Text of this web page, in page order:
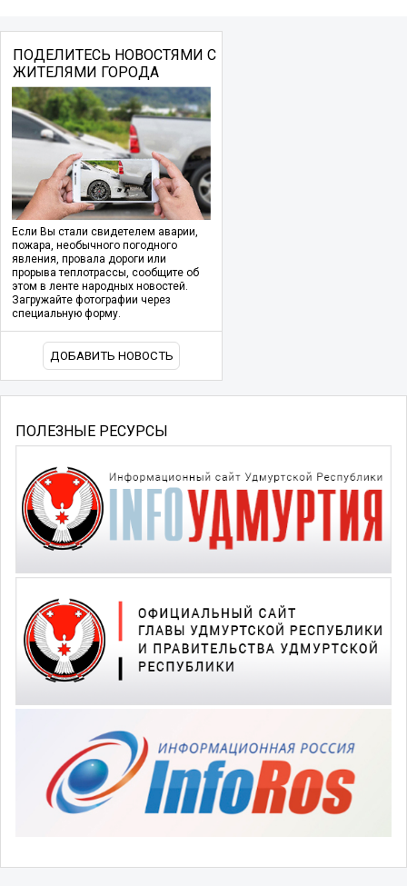
ПОДЕЛИТЕСЬ НОВОСТЯМИ С
ЖИТЕЛЯМИ ГОРОДА
Если Вы стали свидетелем аварии,
пожара, необычного погодного
явления, провала дороги или
прорыва теплотрассы, сообщите об
этом в ленте народных новостей.
Загружайте фотографии через
специальную форму.
ДОБАВИТЬ НОВОСТЬ
ПОЛЕЗНЫЕ РЕСУРСЫ